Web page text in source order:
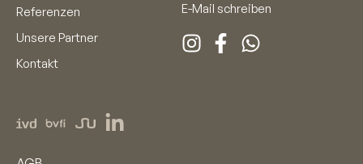
Referenzen
Unsere Partner
Kontakt
E-Mail schreiben